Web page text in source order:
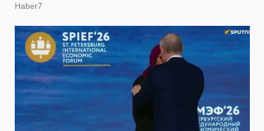
Haber7